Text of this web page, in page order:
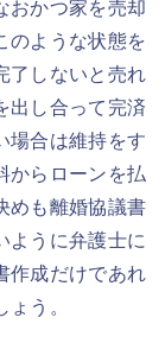
おかつ家を売却
のような状態を
了しないと売れ
出し合って完済
場合は維持をす
からローンを払
めも離婚協議書
ように弁護士に
作成だけであれ
う。